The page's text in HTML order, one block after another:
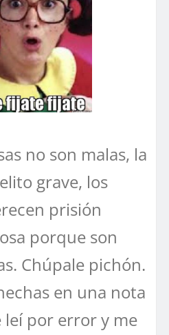
no son malas, la
grave, los
prisión
porque son
Chúpale pichón.
en una nota
por error y me